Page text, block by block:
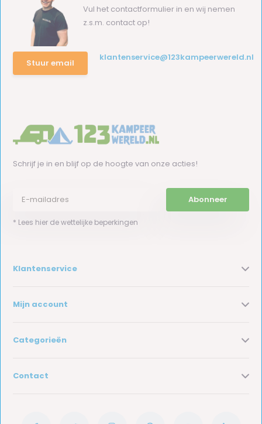
Vul het contactformulier in en wij nemen
z.s.m. contact op!
Stuur email
klantenservice@123kampeerwereld.nl
Schrijf je in en blijf op de hoogte van onze acties!
Abonneer
* Lees hier de wettelijke beperkingen
Klantenservice
Mijn account
Categorieën
Contact